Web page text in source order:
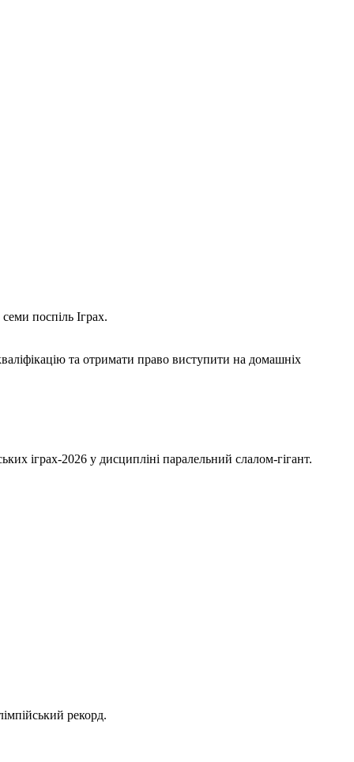
поспіль Іграх.
та отримати право виступити на домашніх
іграх-2026 у дисципліні паралельний слалом-гігант.
рекорд.